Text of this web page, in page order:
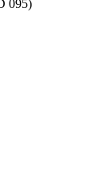
095)